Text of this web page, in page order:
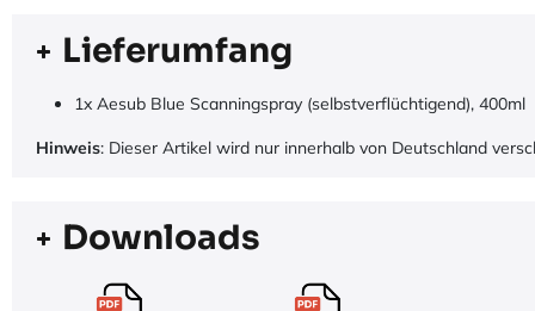
Lieferumfang
1x Aesub Blue Scanningspray (selbstverflüchtigend), 400ml
Hinweis: Dieser Artikel wird nur innerhalb von Deutschland
Downloads